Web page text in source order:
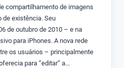
compartilhamento de imagens
de existência. Seu
de outubro de 2010 – e na
para iPhones. A nova rede
os usuários – principalmente
para “editar” a…